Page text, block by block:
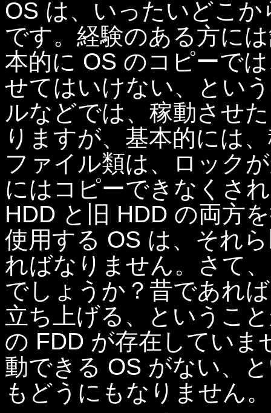
OS は、いったいどこ
です。経験のある方に
本的に OS のコピーで
せてはいけない、とい
ルなどでは、稼動させ
りますが、基本的には
ファイル類は、ロック
にはコピーできなくさ
HDD と旧 HDD の両方
使用する OS は、それ
ればなりません。さて
でしょうか？昔であれ
立ち上げる、というこ
の FDD が存在していま
動できる OS がない、
もどうにもなりません。